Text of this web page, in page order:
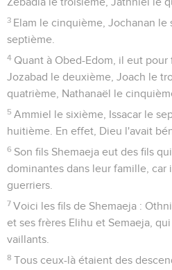
3 Elam le cinquième, Jochanan le
septième.
4 Quant à Obed-Edom, il eut pour
Jozabad le deuxième, Joach le
quatrième, Nathanaël le
5 Ammiel le sixième, Issacar le
huitième. En effet, Dieu l'avait
6 Son fils Shemaeja eut des fils
dominantes dans leur famille, car
guerriers.
7 Voici les fils de Shemaeja :
et ses frères Elihu et Semaeja,
vaillants.
8 Tous ceux-là étaient des